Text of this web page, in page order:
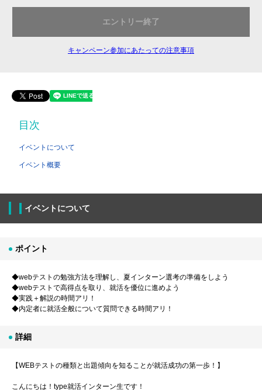
エントリー終了
キャンペーン参加にあたっての注意事項
目次
イベントについて
イベント概要
イベントについて
ポイント
◆webテストの勉強方法を理解し、夏インターン選考の準備をしよう
◆webテストで高得点を取り、就活を優位に進めよう
◆実践＋解説の時間アリ！
◆内定者に就活全般について質問できる時間アリ！
詳細
【WEBテストの種類と出題傾向を知ることが就活成功の第一歩！】
こんにちは！type就活インターン生です！